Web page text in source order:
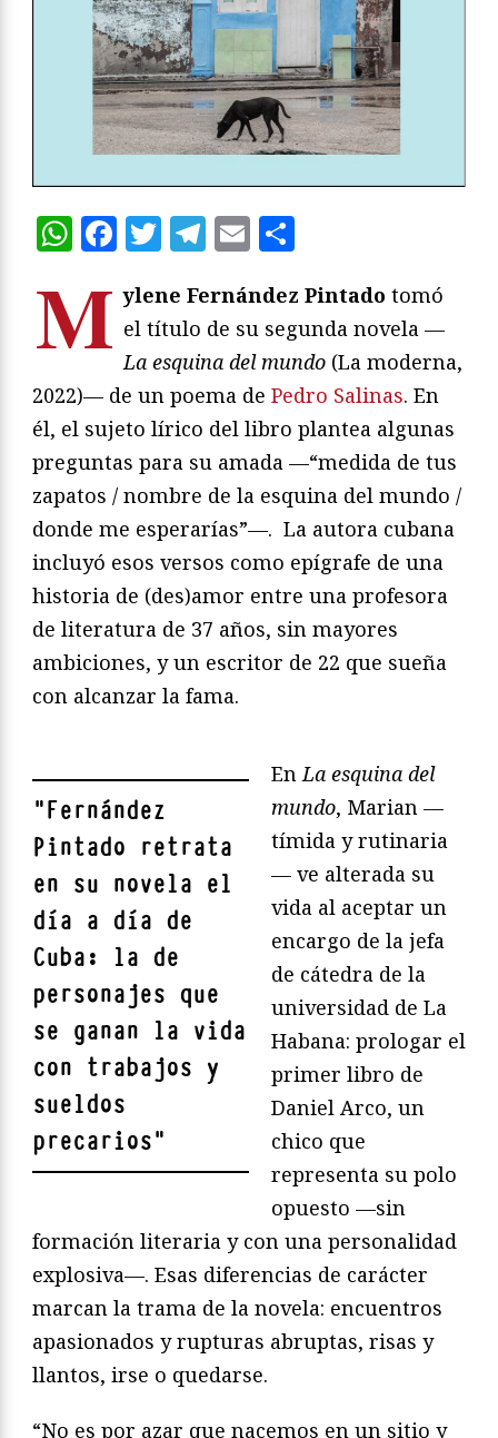
WhatsApp
Facebook
Twitter
Telegram
Email
M ylene Fernández Pintado tomó
el título de su segunda novela —
La esquina del mundo (La moderna,
2022)— de un poema de Pedro Salinas. En
él, el sujeto lírico del libro plantea algunas
preguntas para su amada —“medida de tus
zapatos / nombre de la esquina del mundo /
donde me esperarías”—. La autora cubana
incluyó esos versos como epígrafe de una
historia de (des)amor entre una profesora
de literatura de 37 años, sin mayores
ambiciones, y un escritor de 22 que sueña
con alcanzar la fama.
"Fernández
Pintado retrata
en su novela el
día a día de
Cuba: la de
personajes que
se ganan la vida
con trabajos y
sueldos
precarios"
EnLa esquina del
mundo, Marian —
tímida y rutinaria
— ve alterada su
vida al aceptar un
encargo de la jefa
de cátedra de la
universidad de La
Habana: prologar el
primer libro de
Daniel Arco, un
chico que
representa su polo
opuesto —sin
formación literaria y con una personalidad
explosiva—. Esas diferencias de carácter
marcan la trama de la novela: encuentros
apasionados y rupturas abruptas, risas y
llantos, irse o quedarse.
“No es por azar que nacemos en un sitio y